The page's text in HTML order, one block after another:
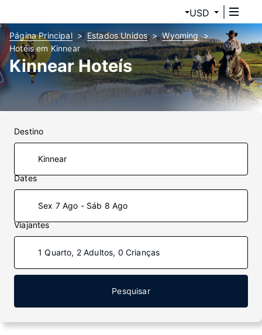
USD
Página Principal Estados Unidos
Wyoming
Hotéis em Kinnear
Kinnear Hoteís
Destino
Dates
Sex 7 Ago - Sáb 8 Ago
Viajantes
1 Quarto, 2 Adultos, 0 Crianças
Pesquisar